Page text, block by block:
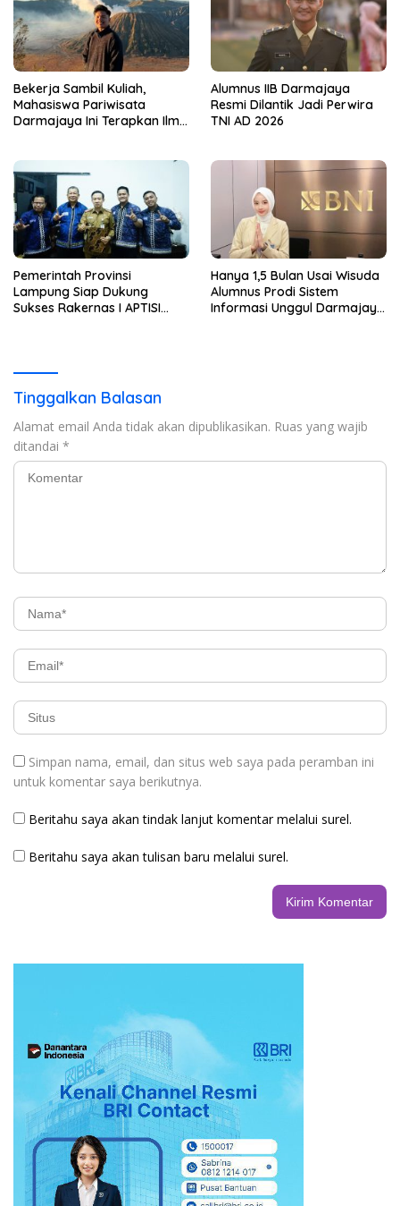
Bekerja Sambil Kuliah,
Mahasiswa Pariwisata
Darmajaya Ini Terapkan Ilmu
Alumnus IIB Darmajaya
Resmi Dilantik Jadi Perwira
TNI AD 2026
Pemerintah Provinsi
Lampung Siap Dukung
Sukses Rakernas I APTISI
Hanya 1,5 Bulan Usai Wisuda
Alumnus Prodi Sistem
Informasi Unggul Darmajaya
Tinggalkan Balasan
Alamat email Anda tidak akan dipublikasikan. Ruas yang wajib
ditandai *
Simpan nama, email, dan situs web saya pada peramban ini
untuk komentar saya berikutnya.
Beritahu saya akan tindak lanjut komentar melalui surel.
Beritahu saya akan tulisan baru melalui surel.